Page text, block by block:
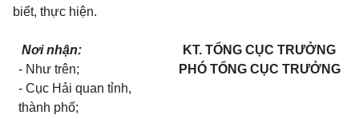
biết, thực hiện.
Nơi nhận:
- Như trên;
- Cục Hải quan tỉnh,
thành phố;
KT. TỔNG CỤC TRƯỞNG
PHÓ TỔNG CỤC TRƯỞNG